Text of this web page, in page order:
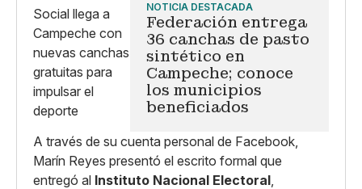
NOTICIA DESTACADA
Federación entrega
36 canchas de pasto
sintético en
Campeche; conoce
los municipios
beneficiados
A través de su cuenta personal de Facebook,
Marín Reyes presentó el escrito formal que
entregó al Instituto Nacional Electoral,